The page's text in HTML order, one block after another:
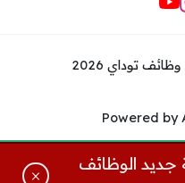
Social
توداي 2026
Powered by
جديد الوظائف